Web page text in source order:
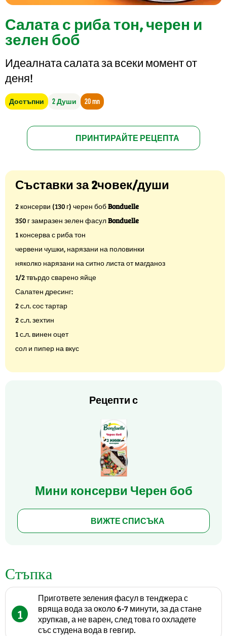
Салата с риба тон, черен и
зелен боб
Идеалната салата за всеки момент от
деня!
Достъпни 2 Души 20 mn
ПРИНТИРАЙТЕ РЕЦЕПТА
Съставки за 2човек/души
2 консерви (130 г) черен бобBonduelle
350 г замразен зелен фасулBonduelle
1 консерва с риба тон
червени чушки, нарязани на половинки
няколко нарязани на ситно листа от магданоз
1/2 твърдо сварено яйце
Салатен дресинг:
2 с.л. сос тартар
2 с.л. зехтин
1 с.л. винен оцет
сол и пипер на вкус
Рецепти с
Мини консерви Черен боб
ВИЖТЕ СПИСЪКА
Стъпка
1
Пригответе зеления фасул в тенджера с
вряща вода за около 6-7 минути, за да стане
хрупкав, а не варен, след това го охладете
със студена вода в гевгир.